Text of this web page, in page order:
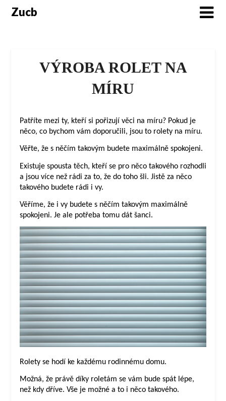
SkipZucb
VÝROBA ROLET NA
MÍRU
Patříte mezi ty, kteří si pořizují věci na míru? Pokud je
něco, co bychom vám doporučili, jsou to rolety na míru.
Věřte, že s něčím takovým budete maximálně spokojeni.
Existuje spousta těch, kteří se pro něco takového rozhodli
a jsou více než rádi za to, že do toho šli. Jistě za něco
takového budete rádi i vy.
Věříme, že i vy budete s něčím takovým maximálně
spokojeni. Je ale potřeba tomu dát šanci.
Rolety se hodí ke každému rodinnému domu.
Možná, že právě díky roletám se vám bude spát lépe,
než kdy dříve. Vše je možné a to i něco takového.